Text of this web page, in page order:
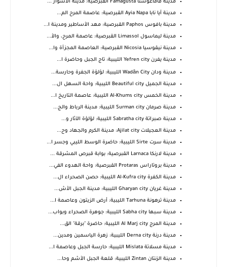
مدينة فاماغوستا Famagusta القبرصية: مدينة الأسوار ...
مدينة أيا نابا Ayia Napa القبرصية: عاصمة المرح الم...
مدينة بافوس Paphos القبرصية: مهد الأساطير ومدينة ا...
مدينة ليماسول Limassol القبرصية: عاصمة المرح، والأ...
مدينة نيقوسيا Nicosia القبرصية: العاصمة المجزأة وا...
مدينة يفرن Yefren city الليبية: تاج الجبل وحاضرة ا...
مدينة ودان Wadān City الليبية: لؤلؤة الجفرة وحارسة...
مدينة الجميل Beautiful city الليبية: واحة السهل ال...
مدينة الخمس Al-Khums city الليبية: عاصمة التاريخ ا...
مدينة صرمان Surman city الليبية: مدينة الرباط والج...
مدينة صبراتة Sabratha city الليبية: لؤلؤة الآثار و...
مدينة العجيلات Ajilat city: مدينة الكرم والجهاد وح...
مدينة سرت Sirte الليبية: حاضرة الوسط الليبي وجسر ا...
مدينة لارنكا Larnaca القبرصية: بوابة قبرص المشرقة ...
مدينة بروتاراس Protaras القبرصية: واحة الهدوء الفي...
مدينة الكفرة Al-Kufra city الليبية: حصن الصحراء ال...
مدينة غريان Gharyan city الليبية: مدينة الجبل الأش...
مدينة ترهونة Tarhuna الليبية: أرض الزيتون وعاصمة ا...
مدينة سبها Sabha city الليبية: جوهرة الصحراء وبواب...
مدينة المرج Al Marj city الليبية: حاضرة "برقة" الق...
مدينة درنة Derna city الليبية: زهرة الياسمين ومدين...
مدينة مسلاتة Mislata الليبية: حارسة الجبل وعاصمة ا...
مدينة الزنتان Zintan الليبية: قلعة الجبل الأشم وحا...